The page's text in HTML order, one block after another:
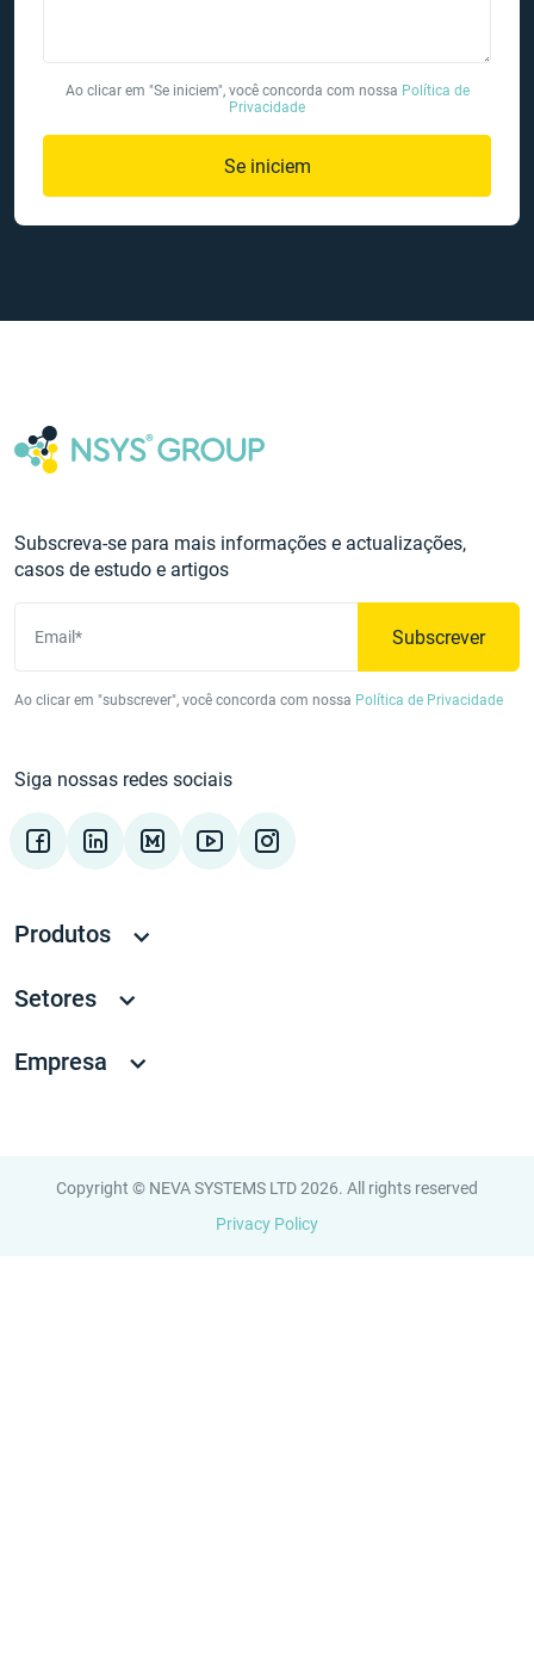
Ao clicar em "Se iniciem", você concorda com nossa Política de
Privacidade
Se iniciem
Subscreva-se para mais informações e actualizações,
casos de estudo e artigos
Email* Subscrever
Ao clicar em "subscrever", você concorda com nossa Política de Privacidade
Siga nossas redes sociais
Produtos
Setores
Empresa
Copyright © NEVA SYSTEMS LTD 2026. All rights reserved
Privacy Policy